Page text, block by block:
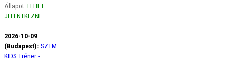
Állapot: LEHET
JELENTKEZNI
2026-10-09
(Budapest): SZTM
KIDS Tréner -